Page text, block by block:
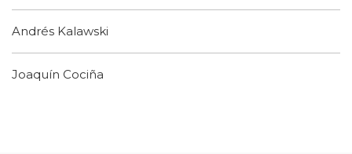
Andrés Kalawski
Joaquín Cociña